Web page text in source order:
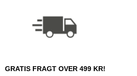
GRATIS FRAGT OVER 499 KR!